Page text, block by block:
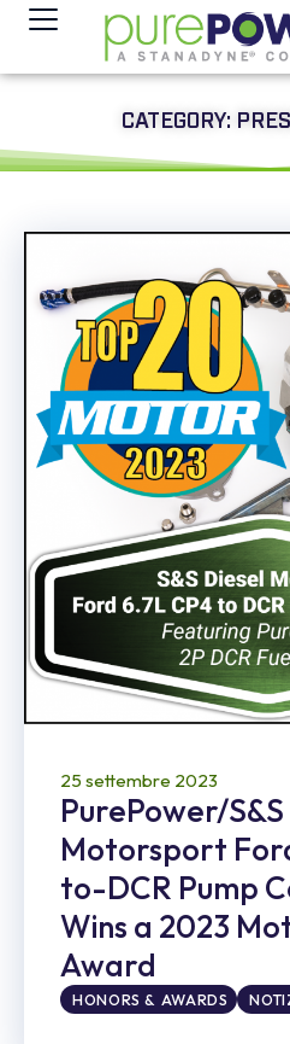
contenuto
CATEGORY:
25 settembre 2023
PurePower/
Motorsport
to-DCR Pump
Wins a 2023
Award
HONORS & AWARDS